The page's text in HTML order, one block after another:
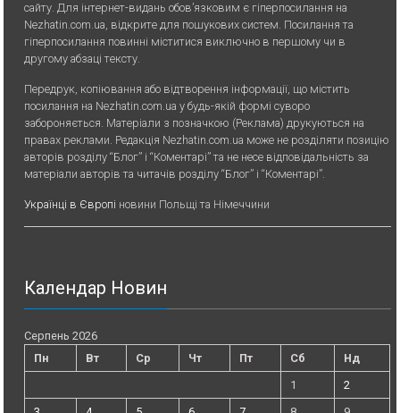
сайту. Для iнтернет-видань обов’язковим є гiперпосилання на
Nezhatin.com.ua, відкрите для пошукових систем. Посилання та
гіперпосилання повинні міститися виключно в першому чи в
другому абзаці тексту.
Передрук, копiювання або вiдтворення iнформацiї, що мiстить
посилання на Nezhatin.com.ua у будь-якiй формi суворо
забороняється. Матеріали з позначкою (Реклама) друкуються на
правах реклами. Редакція Nezhatin.com.ua може не розділяти позицію
авторів розділу “Блог” і “Коментарі” та не несе відповідальність за
матеріали авторів та читачів розділу “Блог” і “Коментарі”.
Українці в Європі новини Польщі та Німеччини
Календар Новин
Серпень 2026
Пн
Вт Ср Чт Пт Сб
Нд
1
2